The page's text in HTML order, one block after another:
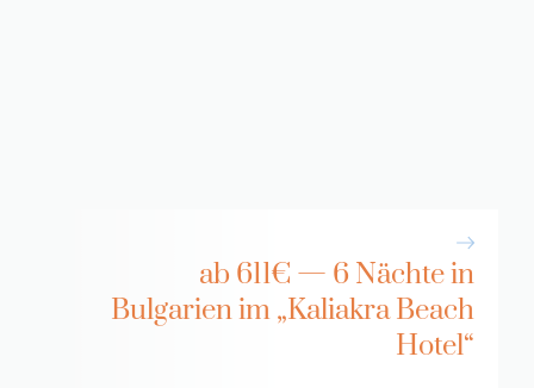
ab 611€ — 6 Nächte in
Bulgarien im „Kaliakra Beach
Hotel“